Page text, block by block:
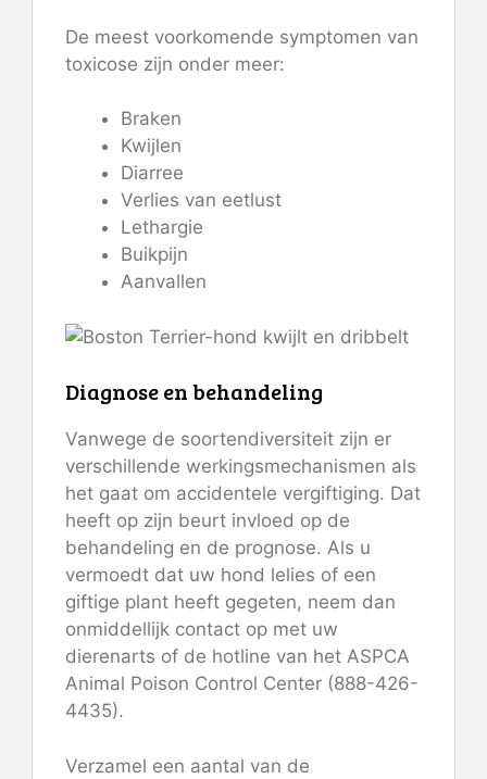
De meest voorkomende symptomen van
toxicose zijn onder meer:
Braken
Kwijlen
Diarree
Verlies van eetlust
Lethargie
Buikpijn
Aanvallen
Diagnose en behandeling
Vanwege de soortendiversiteit zijn er
verschillende werkingsmechanismen als
het gaat om accidentele vergiftiging. Dat
heeft op zijn beurt invloed op de
behandeling en de prognose. Als u
vermoedt dat uw hond lelies of een
giftige plant heeft gegeten, neem dan
onmiddellijk contact op met uw
dierenarts of de hotline van het ASPCA
Animal Poison Control Center (888-426-
4435).
Verzamel een aantal van de